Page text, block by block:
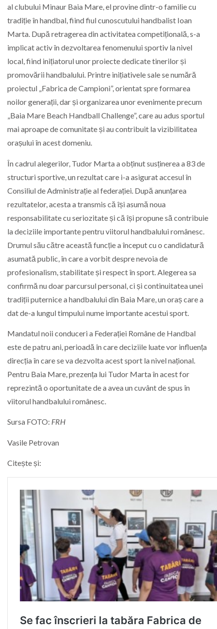
al clubului Minaur Baia Mare, el provine dintr-o familie cu
tradiție în handbal, fiind fiul cunoscutului handbalist Ioan
Marta. După retragerea din activitatea competițională, s-a
implicat activ în dezvoltarea fenomenului sportiv la nivel
local, fiind inițiatorul unor proiecte dedicate tinerilor și
promovării handbalului. Printre inițiativele sale se numără
proiectul „Fabrica de Campioni”, orientat spre formarea
noilor generații, dar și organizarea unor evenimente precum
„Baia Mare Beach Handball Challenge”, care au adus sportul
mai aproape de comunitate și au contribuit la vizibilitatea
orașului în acest domeniu.
În cadrul alegerilor, Tudor Marta a obținut susținerea a 83 de
structuri sportive, un rezultat care i-a asigurat accesul în
Consiliul de Administrație al federației. După anunțarea
rezultatelor, acesta a transmis că își asumă noua
responsabilitate cu seriozitate și că își propune să contribuie
la deciziile importante pentru viitorul handbalului românesc.
Drumul său către această funcție a început cu o candidatură
asumată public, în care a vorbit despre nevoia de
profesionalism, stabilitate și respect în sport. Alegerea sa
confirmă nu doar parcursul personal, ci și continuitatea unei
tradiții puternice a handbalului din Baia Mare, un oraș care a
dat de-a lungul timpului nume importante acestui sport.
Mandatul noii conduceri a Federației Române de Handbal
este de patru ani, perioadă în care deciziile luate vor influența
direcția în care se va dezvolta acest sport la nivel național.
Pentru Baia Mare, prezența lui Tudor Marta în acest for
reprezintă o oportunitate de a avea un cuvânt de spus în
viitorul handbalului românesc.
Sursa FOTO: FRH
Vasile Petrovan
Citește și: